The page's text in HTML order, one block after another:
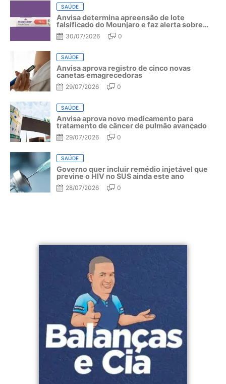
SAÚDE
Anvisa determina apreensão de lote
falsificado do Mounjaro e faz alerta sobre
riscos do medicamento
30/07/2026 0
SAÚDE
Anvisa aprova registro de cinco novas
canetas emagrecedoras
29/07/2026 0
SAÚDE
Anvisa aprova novo medicamento para
tratamento de câncer de pulmão avançado
29/07/2026 0
SAÚDE
Governo quer incluir remédio injetável que
previne o HIV no SUS ainda este ano
28/07/2026 0